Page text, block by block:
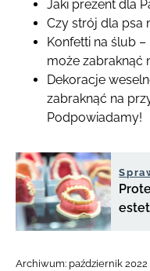
Jaki prezent dla
Czy strój dla psa
Konfetti na ślub
może zabraknąć
Dekoracje
zabraknąć na
Podpowiadamy!
Archiwum: październik 2022